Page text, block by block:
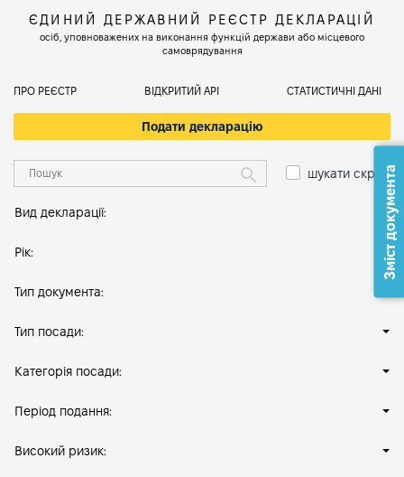
ЄДИНИЙ ДЕРЖАВНИЙ РЕЄСТР ДЕКЛАРАЦІЙ
осіб, уповноважених на виконання функцій держави або місцевого
самоврядування
ПРО РЕЄСТР ВІДКРИТИЙ АРІ СТАТИСТИЧНІ ДАНІ
Подати декларацію
шукати скрізь
Вид декларації:
Рік:
Тип документа:
Тип посади:
Категорія посади:
Період подання:
Високий ризик:
Зміст документа